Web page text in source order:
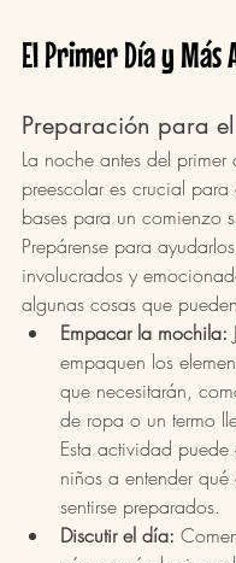
El Primer Día y Más
Preparación para
La noche antes del
preescolar es crucial para
bases para un comienzo
Prepárense para
involucrados y
algunas cosas que
Empacar la mochila:
empaquen los
que necesitarán,
de ropa o un termo
Esta actividad
niños a entender qué
sentirse preparados.
Discutir el día: